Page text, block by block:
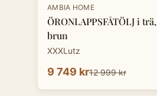
-25 %
AMBIA HOME
ÖRONLAPPSFÅTÖLJ i
brun
XXXLutz
9 749 kr12 999 kr